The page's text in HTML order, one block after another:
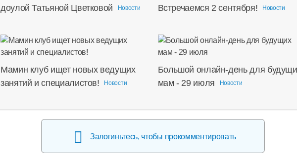
доулой Татьяной Цветковой
Новости
Встречаемся 2 сентября!
Новости
Мамин клуб ищет новых ведущих
занятий и специалистов!
Новости
Большой онлайн-день для
мам - 29 июля
Новости
Залогиньтесь, чтобы прокомментировать